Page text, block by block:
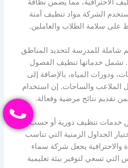
الاحترافية، مما يضمن نظافة
الشركة مواد تنظيف آمنة
على سلامة الطلاب والعاملين.
شاملة للمدرسة لتحديد المناطق
تشمل خدماتها تنظيف الفصول
ودورات المياه، بالإضافة إلى
الملاعب والساحات. إن استخدام
تقديم نتائج مرضية وفعالة.
خدمات تنظيف دورية أو حسب
الجداول الزمنية التي تناسب
والاحترافية يجعل شركة سماء
التي تسعي لتوفير بيئة تعليمية